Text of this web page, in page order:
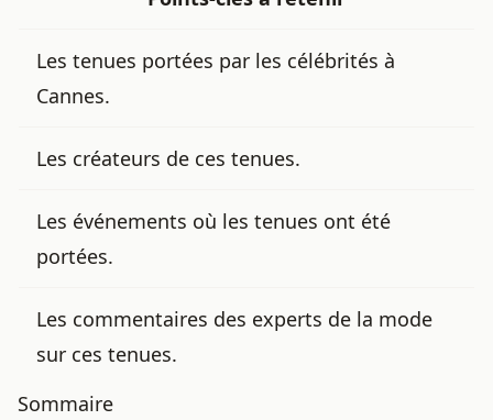
Les tenues portées par les célébrités à
Cannes.
Les créateurs de ces tenues.
Les événements où les tenues ont été
portées.
Les commentaires des experts de la mode
sur ces tenues.
Sommaire